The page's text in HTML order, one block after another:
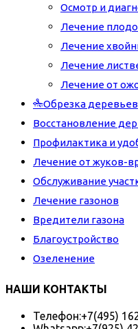
Осмотр и
Лечение
Лечение
Лечение
Лечение от
Обрезка деревьев
Восстановление
Профилактика и
Лечение от жуков-
Обслуживание
Лечение газонов
Вредители газона
Благоустройство
Озеленение
НАШИ КОНТАКТЫ
Телефон:+7(495)